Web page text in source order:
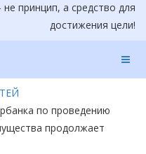
принцип, а средство для
достижения цели!
по проведению
продолжает